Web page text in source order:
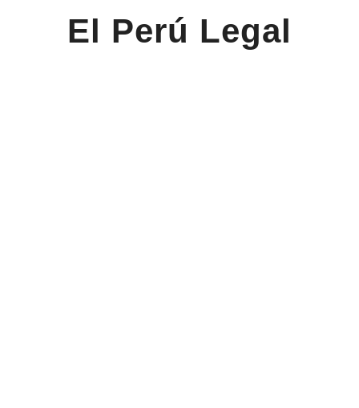
El Perú Legal